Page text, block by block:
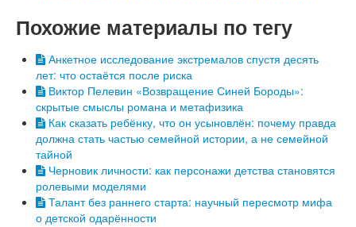
Похожие материалы по тегу
Анкетное исследование экстремалов спустя десять
лет: что остаётся после риска
Виктор Пелевин «Возвращение Синей Бороды»:
скрытые смыслы романа и метафизика
Как сказать ребёнку, что он усыновлён: почему правда
должна стать частью семейной истории, а не семейной
тайной
Черновик личности: как персонажи детства становятся
ролевыми моделями
Талант без раннего старта: научный пересмотр мифа
о детской одарённости